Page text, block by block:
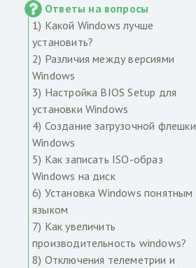
Ответы на вопросы
1) Какой Windows лучше
установить?
2) Различия между версиями
Windows
3) Настройка BIOS Setup для
установки Windows
4) Создание загрузочной флешки
Windows
5) Как записать ISO-образ
Windows на диск
6) Установка Windows понятным
языком
7) Как увеличить
производительность windows?
8) Отключения телеметрии и